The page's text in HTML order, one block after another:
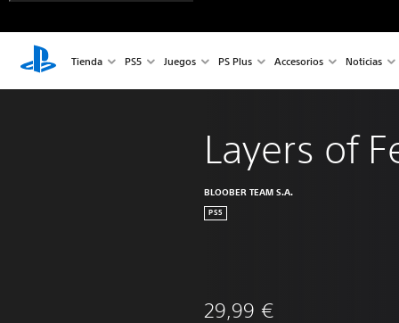
Tienda PS5 Juegos PS Plus Accesorios Noticias
Layers of
BLOOBER TEAM S.A.
PS5
29,99 €